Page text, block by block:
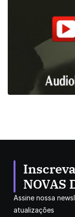
NOVAS
Assine nossa
atualizações